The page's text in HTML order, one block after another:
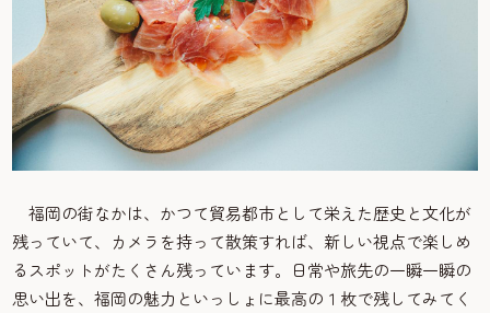
福岡の街なかは、かつて貿易都市として栄えた歴史と文化が
残っていて、カメラを持って散策すれば、新しい視点で楽しめ
るスポットがたくさん残っています。日常や旅先の一瞬一瞬の
思い出を、福岡の魅力といっしょに最高の１枚で残してみてく